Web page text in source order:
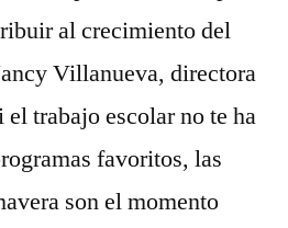
al crecimiento del
Villanueva, directora
trabajo escolar no te ha
favoritos, las
son el momento